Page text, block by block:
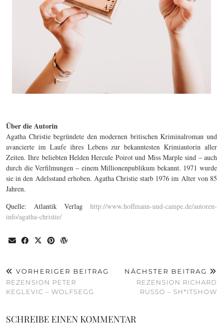
Über die Autorin
Agatha Christie begründete den modernen britischen Kriminalroman und
avancierte im Laufe ihres Lebens zur bekanntesten Krimiautorin aller
Zeiten. Ihre beliebten Helden Hercule Poirot und Miss Marple sind – auch
durch die Verfilmungen – einem Millionenpublikum bekannt. 1971 wurde
sie in den Adelsstand erhoben. Agatha Christie starb 1976 im Alter von 85
Jahren.
Quelle: Atlantik Verlag http://www.hoffmann-und-campe.de/autoren-
info/agatha-christie/
VORHERIGER BEITRAG
REZENSION PETER
KEGLEVIC – WOLFSEGG
NÄCHSTER BEITRAG
REZENSION RICHARD
RUSSO – SH*ITSHOW
SCHREIBE EINEN KOMMENTAR